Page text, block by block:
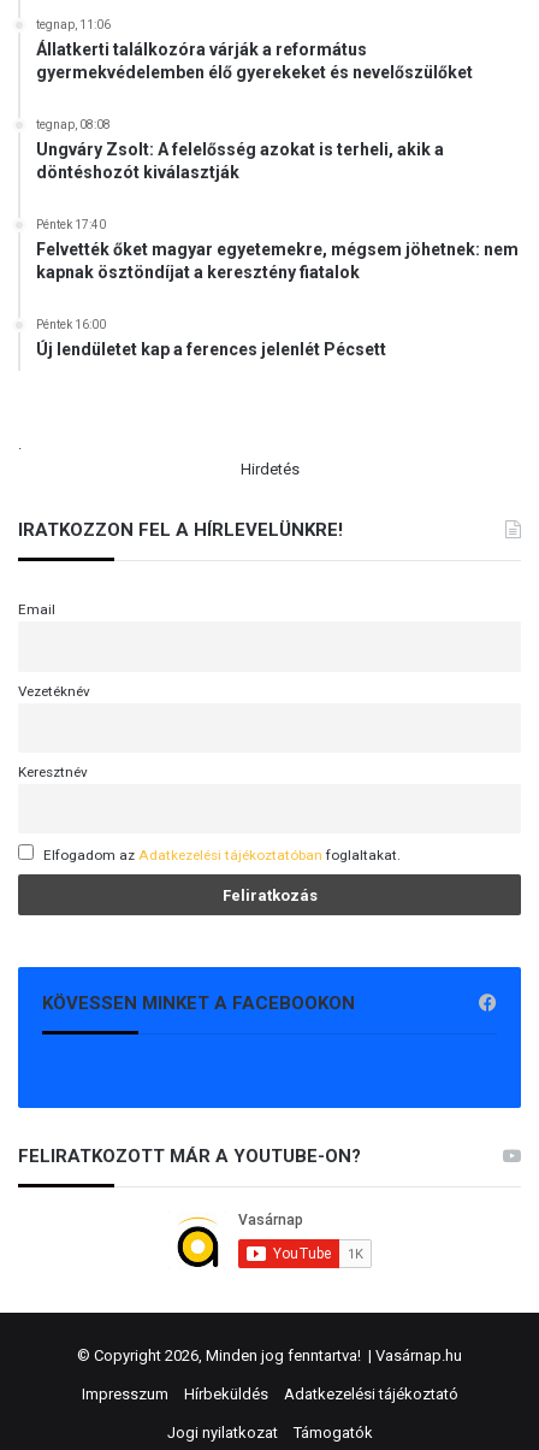
tegnap, 11:06
Állatkerti találkozóra várják a református
gyermekvédelemben élő gyerekeket és nevelőszülőket
tegnap, 08:08
Ungváry Zsolt: A felelősség azokat is terheli, akik a
döntéshozót kiválasztják
Péntek 17:40
Felvették őket magyar egyetemekre, mégsem jöhetnek: nem
kapnak ösztöndíjat a keresztény fiatalok
Péntek 16:00
Új lendületet kap a ferences jelenlét Pécsett
.
Hirdetés
IRATKOZZON FEL A HÍRLEVELÜNKRE!
Email
Vezetéknév
Keresztnév
Elfogadom az Adatkezelési tájékoztatóban foglaltakat.
KÖVESSEN MINKET A FACEBOOKON
FELIRATKOZOTT MÁR A YOUTUBE-ON?
© Copyright 2026, Minden jog fenntartva! | Vasárnap.hu
Impresszum Hírbeküldés Adatkezelési tájékoztató
Jogi nyilatkozat Támogatók